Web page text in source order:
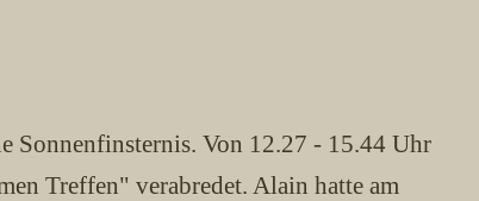
Sonnenfinsternis. Von 12.27 - 15.44 Uhr
Treffen" verabredet. Alain hatte am